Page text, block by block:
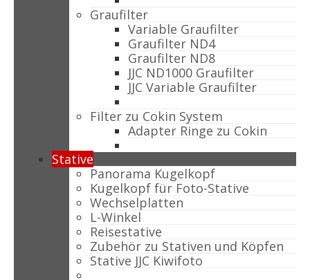
Graufilter
Variable Graufilter
Graufilter ND4
Graufilter ND8
JJC ND1000 Graufilter
JJC Variable Graufilter
Filter zu Cokin System
Adapter Ringe zu Cokin
Stative
Panorama Kugelkopf
Kugelkopf für Foto-Stative
Wechselplatten
L-Winkel
Reisestative
Zubehör zu Stativen und Köpfen
Stative JJC Kiwifoto